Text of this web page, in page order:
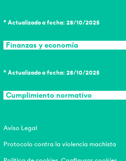
* Actualizado a fecha: 28/10/2025
Finanzas y economía
* Actualizado a fecha: 28/10/2025
Cumplimiento normativo
Aviso Legal
Protocolo contra la violencia machista